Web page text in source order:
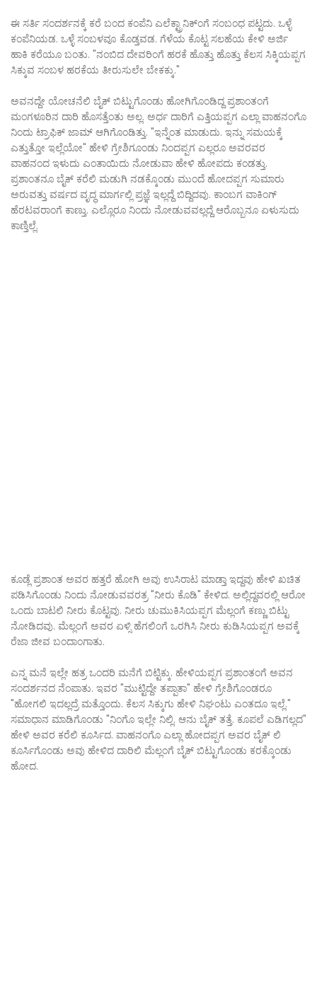
ಈ ಸರ್ತಿ ಸಂದರ್ಶನಕ್ಕೆ ಕರೆ ಬಂದ‌ ಕಂಪೆನಿ ಎಲೆಕ್ಟ್ರಾನಿಕ್ಂಗೆ ಸಂಬಂಧ ಪಟ್ಟದು. ಒಳ್ಳೆ
ಕಂಪೆನಿಯಡ. ಒಳ್ಳೆ ಸಂಬಳವೂ ಕೊಡ್ತವಡ. ಗೆಳೆಯ ಕೊಟ್ಟ ಸಲಹೆಯ ಕೇಳಿ ಅರ್ಜಿ
ಹಾಕಿ ಕರೆಯೂ ಬಂತು. "ನಂಬಿದ ದೇವರಿಂಗೆ ಹರಕೆ ಹೊತ್ತು ಹೊತ್ತು ಕೆಲಸ ಸಿಕ್ಕಿಯಪ್ಪಗ
ಸಿಕ್ಕುವ ಸಂಬಳ ಹರಕೆಯ ತೀರುಸುಲೇ ಬೇಕಕ್ಕು."
ಅವನದ್ದೇ ಯೋಚನೆಲಿ ಬೈಕ್ ಬಿಟ್ಟುಗೊಂಡು ಹೋಗಿಗೊಂಡಿದ್ದ ಪ್ರಶಾಂತಂಗೆ
ಮಂಗಳೂರಿನ ದಾರಿ ಹೊಸತ್ತೆಂತು ಅಲ್ಲ. ಅರ್ಧ ದಾರಿಗೆ ಎತ್ತಿಯಪ್ಪಗ ಎಲ್ಲಾ ವಾಹನಂಗೊ
ನಿಂದು ಟ್ರಾಫಿಕ್ ಜಾಮ್ ಆಗಿಗೊಂಡಿತ್ತು. "ಇನ್ನೆಂತ ಮಾಡುದು. ಇನ್ನು ಸಮಯಕ್ಕೆ
ಎತ್ತುತ್ತೋ ಇಲ್ಲೆಯೋ" ಹೇಳಿ ಗ್ರೇಶಿಗೂಂಡು ನಿಂದಪ್ಪಗ ಎಲ್ಲರೂ ಅವರವರ
ವಾಹನಂದ ಇಳುದು ಎಂತಾಯಿದು ನೋಡುವಾ ಹೇಳಿ ಹೋಪದು ಕಂಡತ್ತು.
ಪ್ರಶಾಂತನೂ ಬೈಕ್ ಕರೆಲಿ ಮಡುಗಿ ನಡಕ್ಕೊಂಡು ಮುಂದೆ ಹೋದಪ್ಪಗ ಸುಮಾರು
ಅರುವತ್ತು ವರ್ಷದ ವೃದ್ಧ ಮಾರ್ಗಲ್ಲಿ ಪ್ರಜ್ಞೆ ಇಲ್ಲದ್ದೆ ಬಿದ್ದಿದವು. ಕಾಂಬಗ ವಾಕಿಂಗ್
ಹೆರಟವರಾಂಗೆ ಕಾಣ್ತು. ಎಲ್ಲೊರೂ ನಿಂದು ನೋಡುವವಲ್ಲದ್ದೆ ಆರೊಬ್ಬನೂ ಏಳುಸುದು
ಕಾಣ್ತಿಲ್ಲೆ.
ಕೂಡ್ಲೆ ಪ್ರಶಾಂತ ಅವರ ಹತ್ತರೆ ಹೋಗಿ ಅವು ಉಸಿರಾಟ ಮಾಡ್ತಾ ಇದ್ದವು ಹೇಳಿ ಖಚಿತ
ಪಡಿಸಿಗೊಂಡು ನಿಂದು ನೋಡುವವರತ್ರ "ನೀರು ಕೊಡಿ" ಕೇಳಿದ. ಅಲ್ಲಿದ್ದವರಲ್ಲಿ ಆರೋ
ಒಂದು ಬಾಟಲಿ ನೀರು ಕೊಟ್ಟವು. ನೀರು ಚುಮುಕಿಸಿಯಪ್ಪಗ ಮೆಲ್ಲಂಗೆ ಕಣ್ಣು ಬಿಟ್ಟು
ನೋಡಿದವು. ಮೆಲ್ಲಂಗೆ ಅವರ ಏಳ್ಸಿ ಹೆಗಲಿಂಗೆ ಒರಗಿಸಿ ನೀರು ಕುಡಿಸಿಯಪ್ಪಗ ಅವಕ್ಕೆ
ರೆಜಾ ಜೀವ ಬಂದಾಂಗಾತು.
ಎನ್ನ ಮನೆ ಇಲ್ಲೇ ಹತ್ರ ಒಂದರಿ ಮನೆಗೆ ಬಿಟ್ಟಿಕ್ಕು. ಹೇಳಿಯಪ್ಪಗ ಪ್ರಶಾಂತಂಗೆ ಅವನ
ಸಂದರ್ಶನದ ನೆಂಪಾತು. ಇವರ "ಮುಟ್ಟಿದ್ದೇ ತಪ್ಪಾತಾ" ಹೇಳಿ ಗ್ರೇಶಿಗೊಂಡರೂ
"ಹೋಗಲಿ ಇದಲ್ಲದ್ರೆ ಮತ್ತೊಂದು. ಕೆಲಸ ಸಿಕ್ಕುಗು ಹೇಳಿ ನಿಘಂಟು ಎಂತದೂ ಇಲ್ಲೆ."
ಸಮಾಧಾನ ಮಾಡಿಗೊಂಡು "ನಿಂಗೊ ಇಲ್ಲೇ ನಿಲ್ಲಿ. ಆನು ಬೈಕ್ ತತ್ತೆ. ಕೂಪಲೆ ಎಡಿಗಲ್ಲದ"
ಹೇಳಿ ಅವರ ಕರೆಲಿ ಕೂರ್ಸಿದ. ವಾಹನಂಗೊ ಎಲ್ಲಾ ಹೋದಪ್ಪಗ ಅವರ ಬೈಕ್ ಲಿ
ಕೂರ್ಸಿಗೊಂಡು ಅವು ಹೇಳಿದ ದಾರಿಲಿ ಮೆಲ್ಲಂಗೆ ಬೈಕ್ ಬಿಟ್ಟುಗೊಂಡು ಕರಕ್ಕೊಂಡು
ಹೋದ.